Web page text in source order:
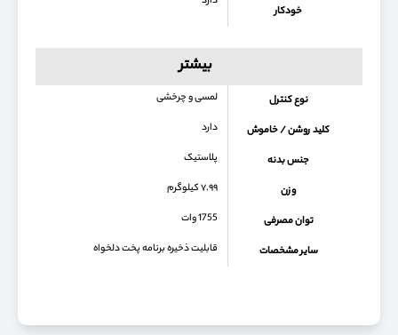
خودکار
بیشتر
نوع کنترل لمسی و چرخشی
کلید روشن / خاموش دارد
جنس بدنه پلاستیک
وزن ۷.۹۹ کیلوگرم
توان مصرفی 1755 وات
سایر مشخصات قابلیت ذخیره برنامه پخت دلخواه